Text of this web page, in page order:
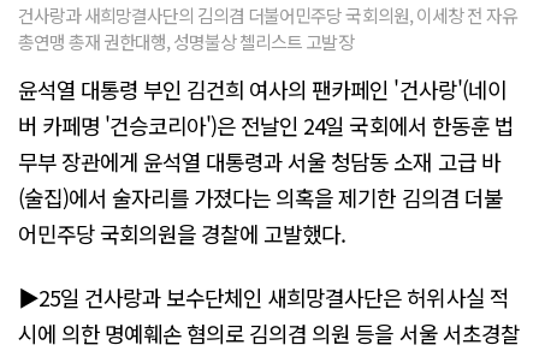
건사랑과 새희망결사단의 김의겸 더불어민주당 국회의원, 이세창 전 자유
총연맹 총재 권한대행, 성명불상 첼리스트 고발장
윤석열 대통령 부인 김건희 여사의 팬카페인 '건사랑'(네이
버 카페명 '건승코리아')은 전날인 24일 국회에서 한동훈 법
무부 장관에게 윤석열 대통령과 서울 청담동 소재 고급 바
(술집)에서 술자리를 가졌다는 의혹을 제기한 김의겸 더불
어민주당 국회의원을 경찰에 고발했다.
▶25일 건사랑과 보수단체인 새희망결사단은 허위사실 적
시에 의한 명예훼손 혐의로 김의겸 의원 등을 서울 서초경찰